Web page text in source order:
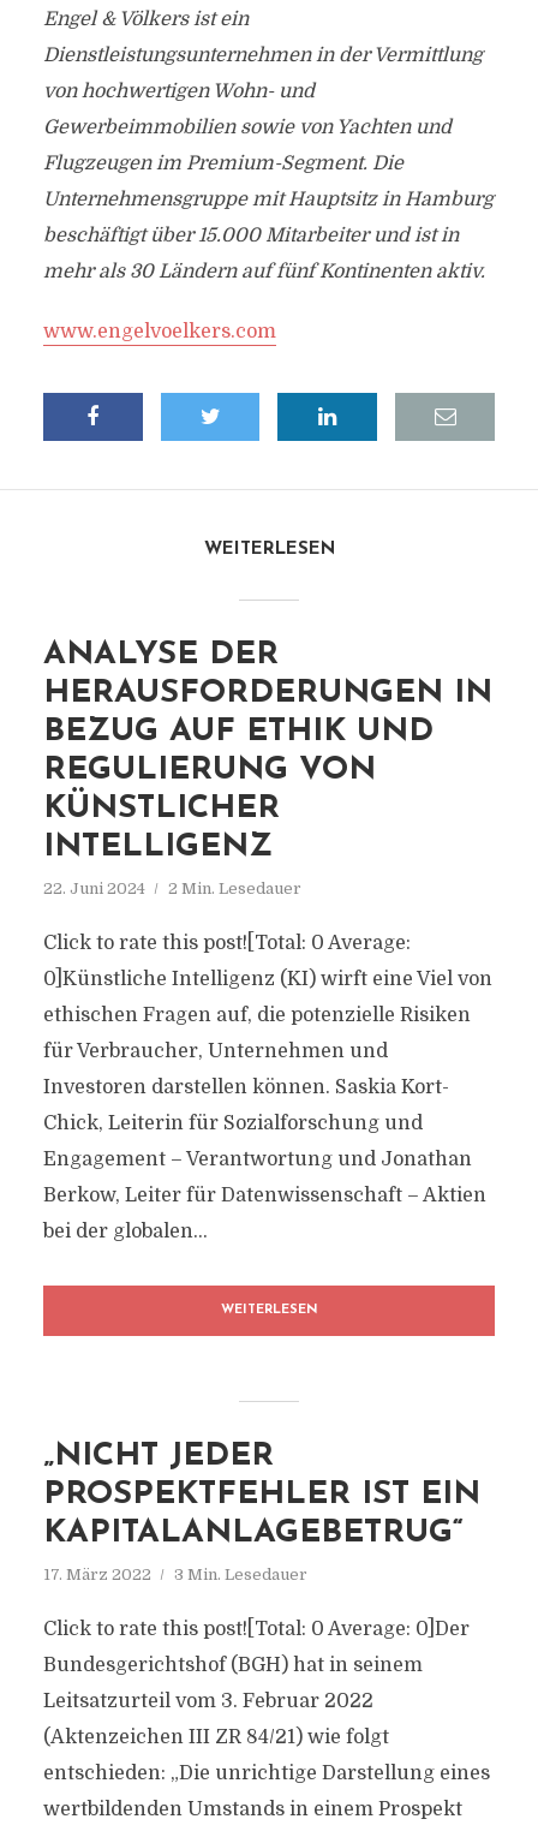
Engel & Völkers ist ein
Dienstleistungsunternehmen in der Vermittlung
von hochwertigen Wohn- und
Gewerbeimmobilien sowie von Yachten und
Flugzeugen im Premium-Segment. Die
Unternehmensgruppe mit Hauptsitz in Hamburg
beschäftigt über 15.000 Mitarbeiter und ist in
mehr als 30 Ländern auf fünf Kontinenten aktiv.
www.engelvoelkers.com
WEITERLESEN
ANALYSE DER
HERAUSFORDERUNGEN IN
BEZUG AUF ETHIK UND
REGULIERUNG VON
KÜNSTLICHER
INTELLIGENZ
22. Juni 2024 2 Min. Lesedauer
Click to rate this post![Total: 0 Average:
0]Künstliche Intelligenz (KI) wirft eine Viel von
ethischen Fragen auf, die potenzielle Risiken
für Verbraucher, Unternehmen und
Investoren darstellen können. Saskia Kort-
Chick, Leiterin für Sozialforschung und
Engagement – Verantwortung und Jonathan
Berkow, Leiter für Datenwissenschaft – Aktien
bei der globalen...
WEITERLESEN
„NICHT JEDER
PROSPEKTFEHLER IST EIN
KAPITALANLAGEBETRUG“
17. März 2022 3 Min. Lesedauer
Click to rate this post![Total: 0 Average: 0]Der
Bundesgerichtshof (BGH) hat in seinem
Leitsatzurteil vom 3. Februar 2022
(Aktenzeichen III ZR 84/21) wie folgt
entschieden: „Die unrichtige Darstellung eines
wertbildenden Umstands in einem Prospekt